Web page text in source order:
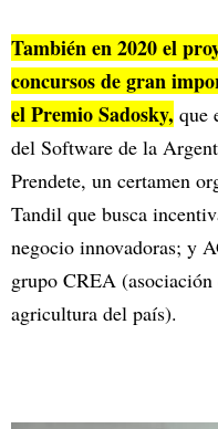
También en 2020 el
concursos de gran
el Premio Sadosky, que
del Software de la
Prendete, un certamen
Tandil que busca
negocio innovadoras; y
grupo CREA (asociación
agricultura del país).